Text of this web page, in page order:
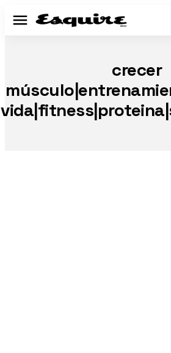
Menú
crecer